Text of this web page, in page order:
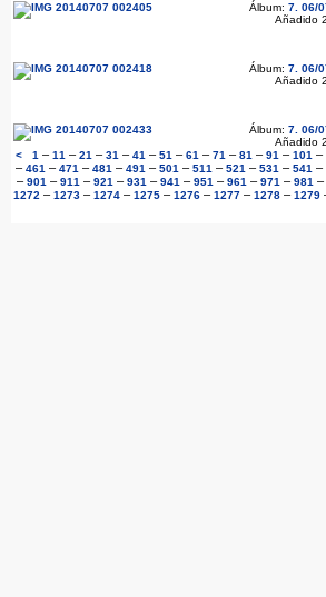
Álbum: 7. 06/
Añadido
Álbum: 7. 06/
Añadido
Álbum: 7. 06/
Añadido
<
1 – 11 – 21 – 31 – 41 – 51 – 61 – 71 – 81 – 91 – 101 –
– 461 – 471 – 481 – 491 – 501 – 511 – 521 – 531 – 541 –
– 901 – 911 – 921 – 931 – 941 – 951 – 961 – 971 – 981 –
1272 – 1273 – 1274 – 1275 – 1276 – 1277 – 1278 – 1279